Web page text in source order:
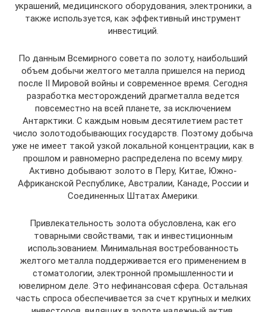
украшений, медицинского оборудования, электроники, а
также используется, как эффективный инструмент
инвестиций.
По данным Всемирного совета по золоту, наибольший
объем добычи желтого металла пришелся на период
после II Мировой войны и современное время. Сегодня
разработка месторождений драгметалла ведется
повсеместно на всей планете, за исключением
Антарктики. С каждым новым десятилетием растет
число золотодобывающих государств. Поэтому добыча
уже не имеет такой узкой локальной концентрации, как в
прошлом и равномерно распределена по всему миру.
Активно добывают золото в Перу, Китае, Южно-
Африканской Республике, Австралии, Канаде, России и
Соединенных Штатах Америки.
Привлекательность золота обусловлена, как его
товарными свойствами, так и инвестиционным
использованием. Минимальная востребованность
желтого металла поддерживается его применением в
стоматологии, электронной промышленности и
ювелирном деле. Это нефинансовая сфера. Остальная
часть спроса обеспечивается за счет крупных и мелких